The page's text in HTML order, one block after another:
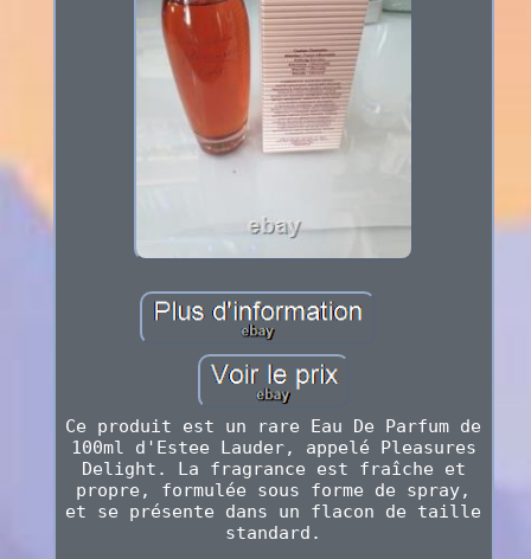
Ce produit est un rare Eau De Parfum de
100ml d'Estee Lauder, appelé Pleasures
Delight. La fragrance est fraîche et
propre, formulée sous forme de spray,
et se présente dans un flacon de taille
standard.